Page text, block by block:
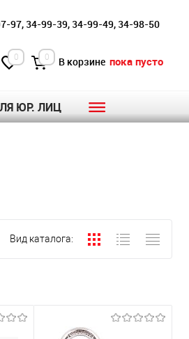
97, 34-99-39, 34-99-49, 34-98-50
0 0 В корзине пока пусто
ЮР. ЛИЦ
Вид каталога: